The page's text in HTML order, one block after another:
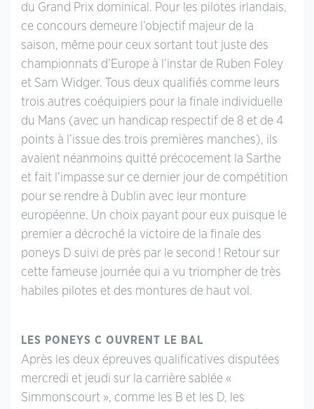
du Grand Prix dominical. Pour les pilotes irlandais,
ce concours demeure l’objectif majeur de la
saison, même pour ceux sortant tout juste des
championnats d’Europe à l’instar de Ruben Foley
et Sam Widger. Tous deux qualifiés comme leurs
trois autres coéquipiers pour la finale individuelle
du Mans (avec un handicap respectif de 8 et de 4
points à l’issue des trois premières manches), ils
avaient néanmoins quitté précocement la Sarthe
et fait l’impasse sur ce dernier jour de compétition
pour se rendre à Dublin avec leur monture
européenne. Un choix payant pour eux puisque le
premier a décroché la victoire de la finale des
poneys D suivi de près par le second ! Retour sur
cette fameuse journée qui a vu triompher de très
habiles pilotes et des montures de haut vol.
LES PONEYS C OUVRENT LE BAL
Après les deux épreuves qualificatives disputées
mercredi et jeudi sur la carrière sablée «
Simmonscourt », comme les B et les D, les